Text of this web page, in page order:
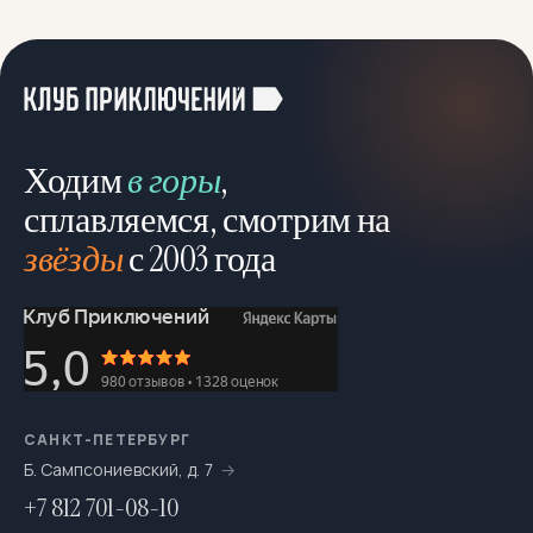
Можно с детьми
Молодёжный отдых
Мультитуры
На катамаранах
На каяках по Санкт-Петербургу
На морских каяках
Ходимв горы,
сплавляемся, смотрим на
звёздыс 2003 года
САНКТ-ПЕТЕРБУРГ
Б. Сампсониевский, д. 7
+7 812 701-08-10